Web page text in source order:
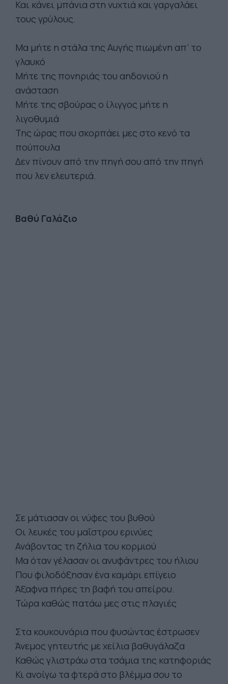
Και κάνει μπάνια στη νυχτιά και γαργαλάει
τους γρύλους.
Μα μήτε η στάλα της Αυγής πιωμένη απ’ το
γλαυκό
Μήτε της πονηριάς του αηδονιού η
ανάσταση
Μήτε της σβούρας ο ίλιγγος μήτε η
λιγοθυμιά
Της ώρας που σκορπάει μες στο κενό τα
πούπουλα
Δεν πίνουν από την πηγή σου από την πηγή
που λεν ελευτεριά.
Βαθύ Γαλάζιο
Σε μάτιασαν οι νύφες του βυθού
Οι λευκές του μαΐστρου ερινύες
Ανάβοντας τη ζήλια του κορμιού
Μα όταν γέλασαν οι ανυφάντρες του ήλιου
Που φιλοδόξησαν ένα καμάρι επίγειο
Άξαφνα πήρες τη βαφή του απείρου.
Τώρα καθώς πατάω μες στις πλαγιές
Στα κουκουνάρια που φυσώντας έστρωσεν
Άνεμος γητευτής με χείλια βαθυγάλαζα
Καθώς γλιστράω στα τσάμια της κατηφοριάς
Κι ανοίγω τα φτερά στο βλέμμα σου το